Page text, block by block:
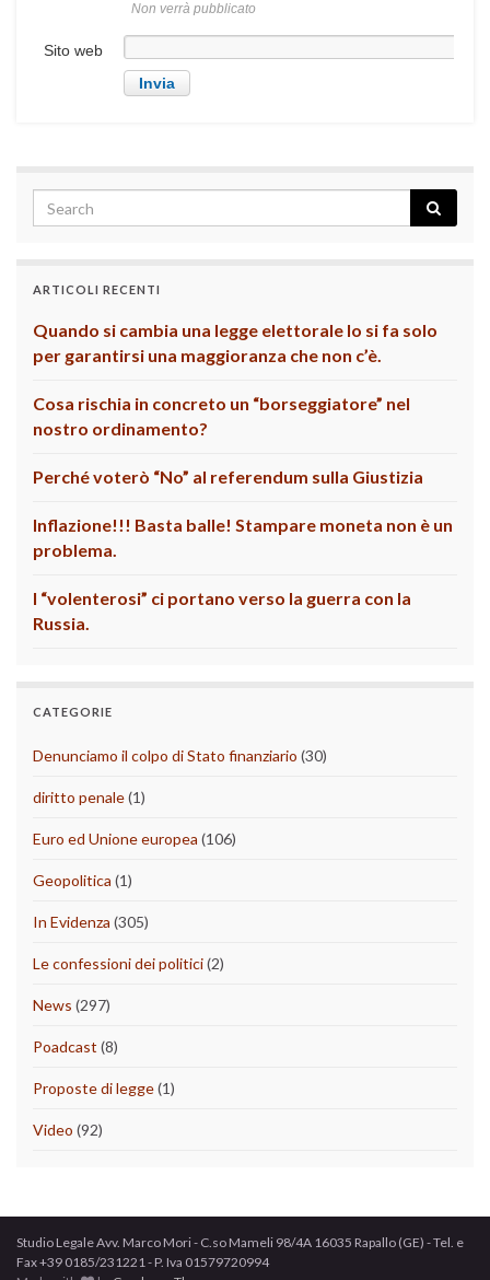
Non verrà pubblicato
Sito web
ARTICOLI RECENTI
Quando si cambia una legge elettorale lo si fa solo
per garantirsi una maggioranza che non c’è.
Cosa rischia in concreto un “borseggiatore” nel
nostro ordinamento?
Perché voterò “No” al referendum sulla Giustizia
Inflazione!!! Basta balle! Stampare moneta non è un
problema.
I “volenterosi” ci portano verso la guerra con la
Russia.
CATEGORIE
Denunciamo il colpo di Stato finanziario (30)
diritto penale(1)
Euro ed Unione europea (106)
Geopolitica (1)
In Evidenza (305)
Le confessioni dei politici(2)
News (297)
Poadcast (8)
Proposte di legge(1)
Video (92)
Studio Legale Avv. Marco Mori - C.so Mameli 98/4A 16035 Rapallo (GE) - Tel. e
Fax +39 0185/231221 - P. Iva 01579720994